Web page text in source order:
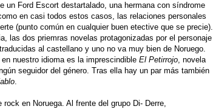
un Ford Escort destartalado, una hermana con síndrome
en casi todos estos casos, las relaciones personales
(punto común en cualquier buen etective que se precie).
las dos priemras novelas protagonizadas por el personaje
al castellano y uno no va muy bien de Noruego.
nuestro idioma es la imprescindible El Petirrojo, novela
seguidor del género. Tras ella hay un par más también
.
en Noruega. Al frente del grupo Di- Derre,